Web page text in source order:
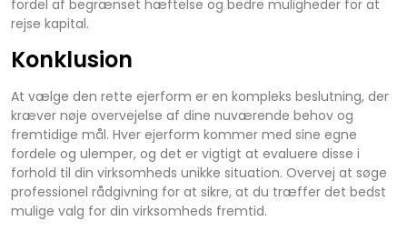
fordel af begrænset hæftelse og bedre muligheder for at
rejse kapital.
Konklusion
At vælge den rette ejerform er en kompleks beslutning, der
kræver nøje overvejelse af dine nuværende behov og
fremtidige mål. Hver ejerform kommer med sine egne
fordele og ulemper, og det er vigtigt at evaluere disse i
forhold til din virksomheds unikke situation. Overvej at søge
professionel rådgivning for at sikre, at du træffer det bedst
mulige valg for din virksomheds fremtid.